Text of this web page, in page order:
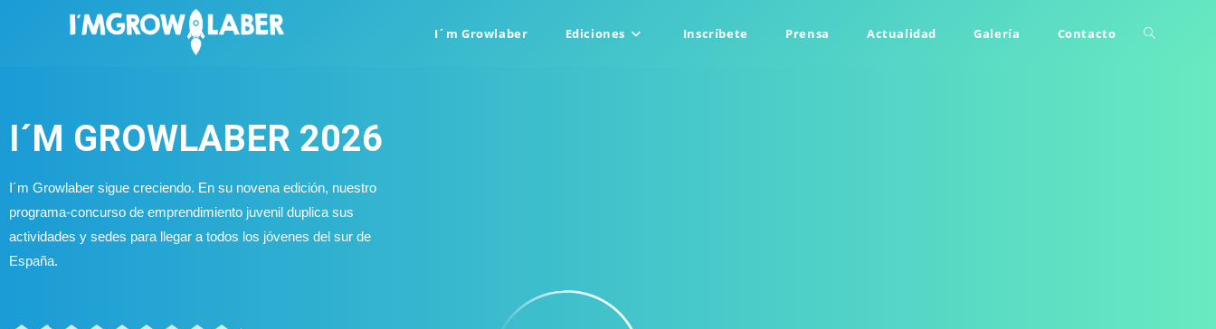
I´m Growlaber Ediciones Inscríbete Prensa Actualidad Galería Contacto
I´M GROWLABER 2026
I´m Growlaber sigue creciendo. En su novena edición, nuestro
programa-concurso de emprendimiento juvenil duplica sus
actividades y sedes para llegar a todos los jóvenes del sur de
España.